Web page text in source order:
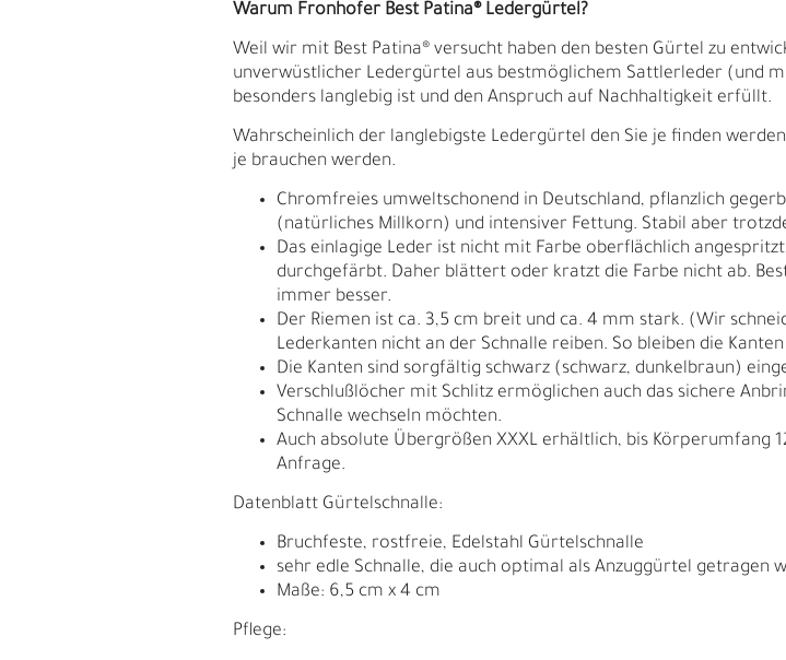
Warum Fronhofer Best Patina® Ledergürtel?
Weil wir mit Best Patina® versucht haben den besten Gürtel zu
unverwüstlicher Ledergürtel aus bestmöglichem Sattlerleder (und
besonders langlebig ist und den Anspruch auf Nachhaltigkeit erfüllt.
Wahrscheinlich der langlebigste Ledergürtel den Sie je finden
je brauchen werden.
Chromfreies umweltschonend in Deutschland, pflanzlich
(natürliches Millkorn) und intensiver Fettung. Stabil aber
Das einlagige Leder ist nicht mit Farbe oberflächlich
durchgefärbt. Daher blättert oder kratzt die Farbe nicht ab.
immer besser.
Der Riemen ist ca. 3,5 cm breit und ca. 4 mm stark. (Wir
Lederkanten nicht an der Schnalle reiben. So bleiben die
Die Kanten sind sorgfältig schwarz (schwarz, dunkelbraun)
Verschlußlöcher mit Schlitz ermöglichen auch das sichere
Schnalle wechseln möchten.
Auch absolute Übergrößen XXXL erhältlich, bis Körperumfang
Anfrage.
Datenblatt Gürtelschnalle:
Bruchfeste, rostfreie, Edelstahl Gürtelschnalle
sehr edle Schnalle, die auch optimal als Anzuggürtel getragen
Maße: 6,5 cm x 4 cm
Pflege: